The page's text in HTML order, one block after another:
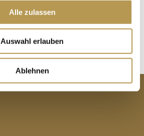
Alle zulassen
Auswahl erlauben
Ablehnen
ALLERGENLISTE